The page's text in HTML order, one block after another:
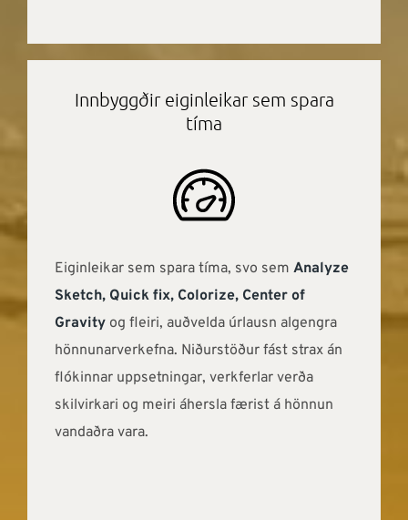
Innbyggðir eiginleikar sem spara
tíma
Eiginleikar sem spara tíma, svo sem Analyze
Sketch, Quick fix, Colorize, Center of
Gravity og fleiri, auðvelda úrlausn algengra
hönnunarverkefna. Niðurstöður fást strax án
flókinnar uppsetningar, verkferlar verða
skilvirkari og meiri áhersla færist á hönnun
vandaðra vara.